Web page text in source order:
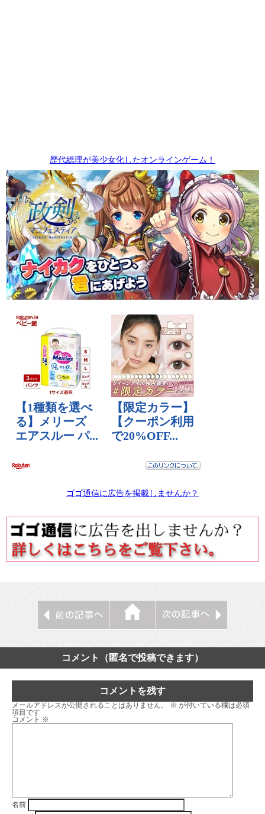
歴代総理が美少女化したオンラインゲーム！
ゴゴ通信に広告を掲載しませんか？
コメント（匿名で投稿できます）
コメントを残す
メールアドレスが公開されることはありません。 ※ が付いている欄は必須
項目です
コメント ※
名前